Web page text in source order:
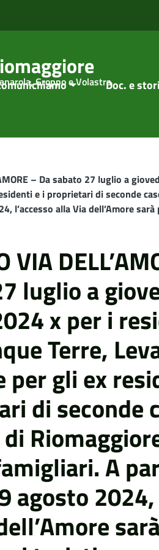
Groppo e VolastraDoc. e
– Da sabato 27 luglio a
e i proprietari di seconde
l’accesso alla Via dell’Amore
VIA
luglio a
x per i
Terre,
per gli ex
di seconde
A
agosto 2024,